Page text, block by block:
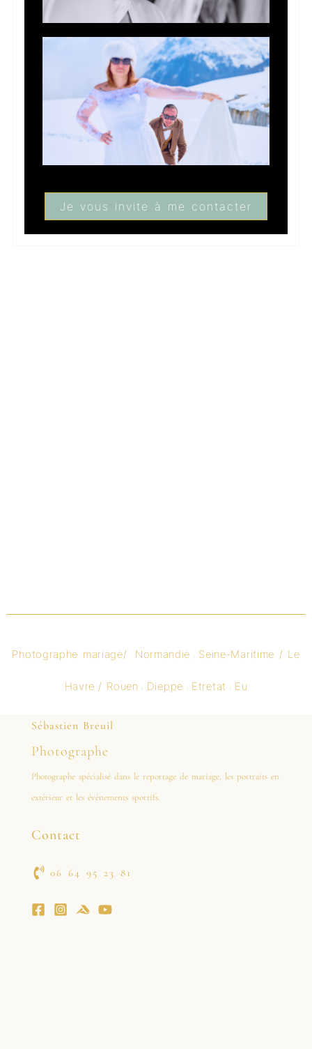
Je vous invite à me contacter
Photographe mariage/ Normandie / Seine-Maritime / Le
Havre / Rouen / Dieppe / Etretat / Eu
Sébastien Breuil
Photographe
Photographe spécialisé dans le reportage de mariage, les portraits en
extérieur et les évènements sportifs.
Contact
06 64 95 23 81